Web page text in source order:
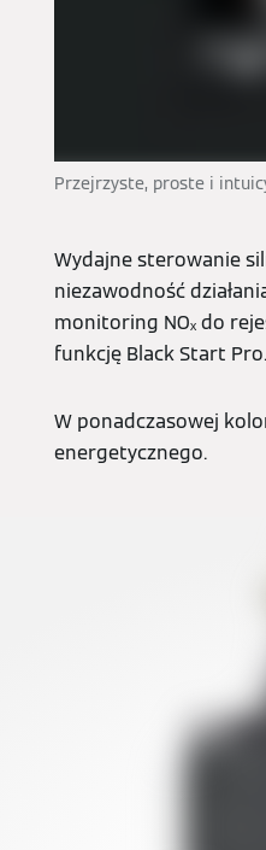
Przejrzyste, proste i
Wydajne sterowanie
niezawodność
monitoring NOₓ do
funkcję Black Start Pro.
W ponadczasowej
energetycznego.